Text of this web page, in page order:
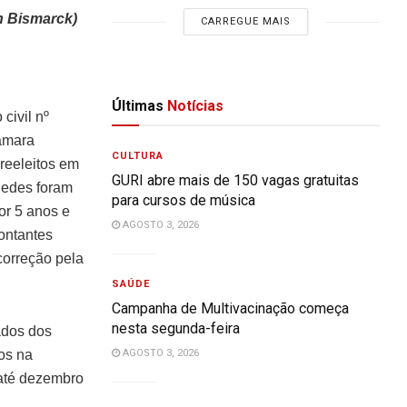
Bismarck)
civil nº
em
foram
5 anos e
pela
dos
na
dezembro
CARREGUE MAIS
Últimas Notícias
CULTURA
GURI abre mais de 150 vagas gratuitas
para cursos de música
AGOSTO 3, 2026
SAÚDE
Campanha de Multivacinação começa
nesta segunda-feira
AGOSTO 3, 2026